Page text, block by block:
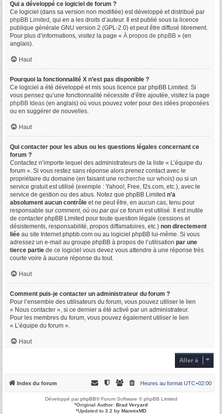
Qui a développé ce logiciel de forum ?
Ce logiciel (dans sa version non modifiée) est développé et distribué par
phpBB Limited , qui en a les droits d’auteur. Il est publié sous la licence
publique générale GNU version 2 (GPL-2.0) et peut être diffusé librement.
Pour plus d’informations, visitez la page « À propos de phpBB » (en
anglais).
Haut
Pourquoi la fonctionnalité X n’est pas disponible ?
Ce logiciel a été développé et mis sous licence par phpBB Limited. Si
vous pensez qu’une fonctionnalité nécessite d’être ajoutée, visitez la page
phpBB Ideas (en anglais) où vous pouvez voter pour des idées proposées
ou en suggérer de nouvelles.
Haut
Qui contacter pour les abus ou les questions légales concernant ce
forum ?
Contactez n’importe lequel des administrateurs de la liste « L’équipe du
forum ». Si vous restez sans réponse alors prenez contact avec le
propriétaire du domaine (en faisant une recherche sur whois) ou si un
service gratuit est utilisé (exemple : Yahoo!, Free, f2s.com, etc.), avec le
service de gestion ou des abus. Notez que phpBB Limited n’a
absolument aucun contrôle et ne peut être, en aucun cas, tenu pour
responsable sur comment, où ou par qui ce forum est utilisé. Il est inutile
de contacter phpBB Limited pour toute question légale (cessions et
désistements, responsabilité, propos diffamatoires, etc.) non directement
liée au site Internet phpbb.com ou au logiciel phpBB lui-même. Si vous
adressez un e-mail au groupe phpBB à propos de l’utilisation par une
tierce partie de ce logiciel vous devez vous attendre à une réponse très
courte voire à aucune réponse du tout.
Haut
Comment puis-je contacter un administrateur du forum ?
Pour l’ensemble des utilisateurs du forum, vous pouvez utiliser le lien
« Nous contacter », si ce dernier a été activé par un administrateur.
Pour les membres du forum, vous pouvez également utiliser le lien
« L’équipe du forum ».
Haut
Aller à
Index du forum Heures au format UTC+02:00
Développé parphpBB® Forum Software © phpBB Limited
*Original Author: Brad Veryard
*Updated to 3.2 by MannixMD